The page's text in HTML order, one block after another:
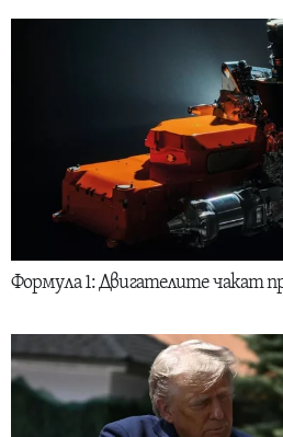
Формула 1: Двигателите чакат